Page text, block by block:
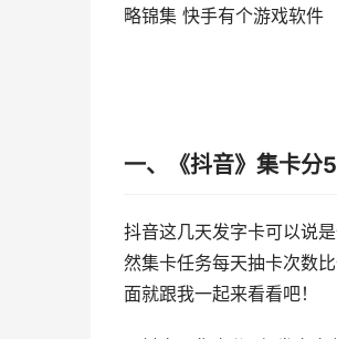
略锦集 快手有个游戏软件
一、《抖音》集卡分
抖音这几天发字卡可以说
然集卡任务每天抽卡次数
面就跟我一起来看看吧！